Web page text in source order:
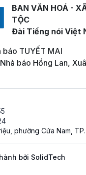
BAN VĂN HOÁ -
TỘC
Đài Tiếng nói Việt
báo TUYẾT MAI
báo Hồng Lan,
phường Cửa Nam,
bởi SolidTech